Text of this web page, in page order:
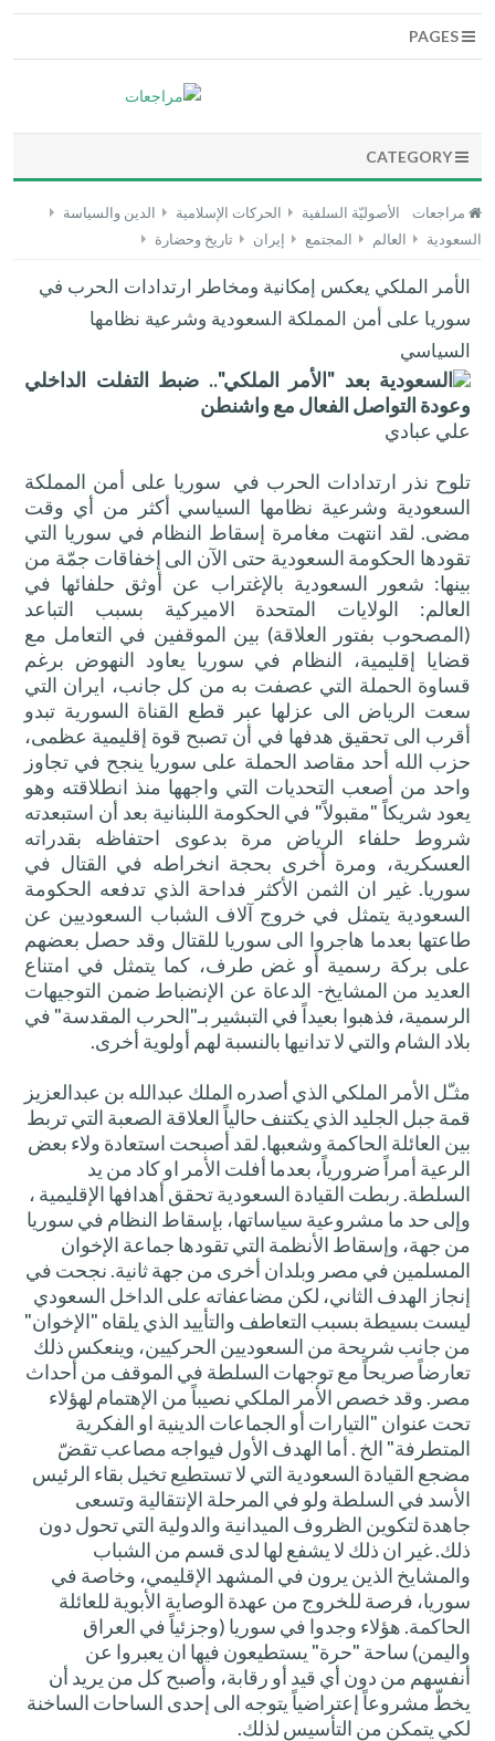
CATEGORY
مراجعات الأصوليّة السلفية الحركات الإسلامية
الدين والسياسة
السعودية
العالم المجتمع إيران تاريخ وحضارة
الأمر الملكي يعكس إمكانية ومخاطر ارتدادات الحرب في
سوريا على أمن المملكة السعودية وشرعية نظامها
السياسي
السعودية بعد "الأمر الملكي".. ضبط التفلت الداخلي
وعودة التواصل الفعال مع واشنطن
علي عبادي
تلوح نذر ارتدادات الحرب في سوريا على أمن المملكة
السعودية وشرعية نظامها السياسي أكثر من أي وقت
مضى. لقد انتهت مغامرة إسقاط النظام في سوريا التي
تقودها الحكومة السعودية حتى الآن الى إخفاقات جمّة من
بينها: شعور السعودية بالإغتراب عن أوثق حلفائها في
العالم: الولايات المتحدة الاميركية بسبب التباعد
(المصحوب بفتور العلاقة) بين الموقفين في التعامل مع
قضايا إقليمية، النظام في سوريا يعاود النهوض برغم
قساوة الحملة التي عصفت به من كل جانب، ايران التي
سعت الرياض الى عزلها عبر قطع القناة السورية تبدو
أقرب الى تحقيق هدفها في أن تصبح قوة إقليمية عظمى،
حزب الله أحد مقاصد الحملة على سوريا ينجح في تجاوز
واحد من أصعب التحديات التي واجهها منذ انطلاقته وهو
يعود شريكاً "مقبولاً" في الحكومة اللبنانية بعد أن استبعدته
شروط حلفاء الرياض مرة بدعوى احتفاظه بقدراته
العسكرية، ومرة أخرى بحجة انخراطه في القتال في
سوريا. غير ان الثمن الأكثر فداحة الذي تدفعه الحكومة
السعودية يتمثل في خروج آلاف الشباب السعوديين عن
طاعتها بعدما هاجروا الى سوريا للقتال وقد حصل بعضهم
على بركة رسمية أو غض طرف، كما يتمثل في امتناع
العديد من المشايخ- الدعاة عن الإنضباط ضمن التوجيهات
الرسمية، فذهبوا بعيداً في التبشير بـ"الحرب المقدسة" في
بلاد الشام والتي لا تدانيها بالنسبة لهم أولوية أخرى.
مثـّل الأمر الملكي الذي أصدره الملك عبدالله بن عبدالعزيز
قمة جبل الجليد الذي يكتنف حالياً العلاقة الصعبة التي تربط
بين العائلة الحاكمة وشعبها. لقد أصبحت استعادة ولاء بعض
الرعية أمراً ضرورياً، بعدما أفلت الأمر او كاد من يد
السلطة. ربطت القيادة السعودية تحقق أهدافها الإقليمية ،
وإلى حد ما مشروعية سياساتها، بإسقاط النظام في سوريا
من جهة، وإسقاط الأنظمة التي تقودها جماعة الإخوان
المسلمين في مصر وبلدان أخرى من جهة ثانية. نجحت في
إنجاز الهدف الثاني، لكن مضاعفاته على الداخل السعودي
ليست بسيطة بسبب التعاطف والتأييد الذي يلقاه "الإخوان"
من جانب شريحة من السعوديين الحركيين، وينعكس ذلك
تعارضاً صريحاً مع توجهات السلطة في الموقف من أحداث
مصر. وقد خصص الأمر الملكي نصيباً من الإهتمام لهؤلاء
تحت عنوان "التيارات أو الجماعات الدينية او الفكرية
المتطرفة" الخ . أما الهدف الأول فيواجه مصاعب تقضّ
مضجع القيادة السعودية التي لا تستطيع تخيل بقاء الرئيس
الأسد في السلطة ولو في المرحلة الإنتقالية وتسعى
جاهدة لتكوين الظروف الميدانية والدولية التي تحول دون
ذلك. غير ان ذلك لا يشفع لها لدى قسم من الشباب
والمشايخ الذين يرون في المشهد الإقليمي، وخاصة في
سوريا، فرصة للخروج من عهدة الوصاية الأبوية للعائلة
الحاكمة. هؤلاء وجدوا في سوريا (وجزئياً في العراق
واليمن) ساحة "حرة" يستطيعون فيها ان يعبروا عن
أنفسهم من دون أي قيد أو رقابة، وأصبح كل من يريد أن
يخطّ مشروعاً إعتراضياً يتوجه الى إحدى الساحات الساخنة
لكي يتمكن من التأسيس لذلك.